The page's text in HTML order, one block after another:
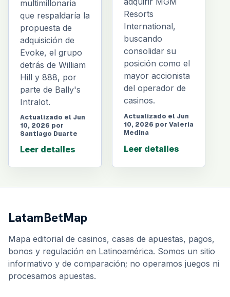
multimillonaria
que respaldaría la
propuesta de
adquisición de
Evoke, el grupo
detrás de William
Hill y 888, por
parte de Bally's
Intralot.
Actualizado el Jun
10, 2026 por
Santiago Duarte
Leer detalles
Resorts
International,
buscando
consolidar su
posición como el
mayor accionista
del operador de
casinos.
Actualizado el Jun
10, 2026 por Valeria
Medina
Leer detalles
LatamBetMap
Mapa editorial de casinos, casas de apuestas, pagos,
bonos y regulación en Latinoamérica. Somos un sitio
informativo y de comparación; no operamos juegos ni
procesamos apuestas.